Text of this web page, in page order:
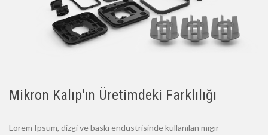
Mikron Kalıp'ın Üretimdeki Farklılığı
Lorem Ipsum, dizgi ve baskı endüstrisinde kullanılan mıgır